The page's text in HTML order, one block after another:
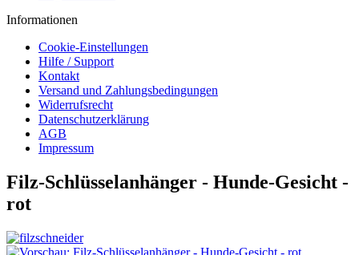
Informationen
Cookie-Einstellungen
Hilfe / Support
Kontakt
Versand und Zahlungsbedingungen
Widerrufsrecht
Datenschutzerklärung
AGB
Impressum
Filz-Schlüsselanhänger - Hunde-Gesicht -
rot